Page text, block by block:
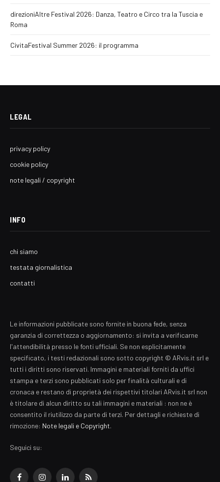
direzioniAltre Festival 2026: Danza, Teatro e Circo tra la Tuscia e
Roma
CivitaFestival Summer 2026: il programma
LEGAL
privacy policy
cookie policy
note legali / copyright
INFO
chi siamo
testata giornalistica
contatti
Le informazioni pubblicate sono fornite in buona fede, senza
garanzia di correttezza o aggiornamento: si invita a verificarne
l'attendibilità presso le fonti ufficiali. Se non esplicitamente
specificato, i testi redazionali sono sotto copyright © ARvis.it srl e
tutti i diritti sono riservati. Immagini e materiali forniti da uffici
stampa e terzi sono pubblicati solo per finalità culturali e di
cronaca e restano di proprietà dei rispettivi titolari ARvis.it srl non
è titolare di alcun diritto su tali immagini e materiali : non ne è
consentito il riutilizzo da parte di terzi. Per dettagli e richieste di
rimozione: Note legali e Copyright.
Seguici su: